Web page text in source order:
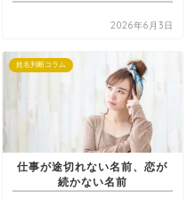
2026年6月3日
姓名判断コラム
仕事が途切れない名前、恋が
続かない名前